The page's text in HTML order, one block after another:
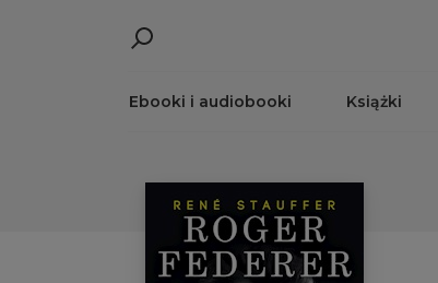
Ebooki i audiobooki Książki